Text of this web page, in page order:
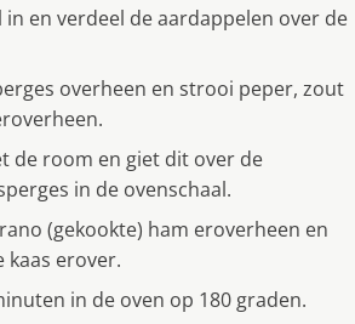
in en verdeel de aardappelen over de
overheen en strooi peper, zout
de room en giet dit over de
in de ovenschaal.
(gekookte) ham eroverheen en
erover.
in de oven op 180 graden.